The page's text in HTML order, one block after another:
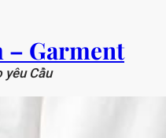
– Garment
Cầu